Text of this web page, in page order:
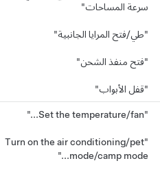
سرعة المساحات"
"طي/فتح المرايا الجانبية"
"فتح منفذ الشحن"
"قفل الأبواب"
"Set the temperature/fan..."
"Turn on the air conditioning/pet
mode/camp mode..."